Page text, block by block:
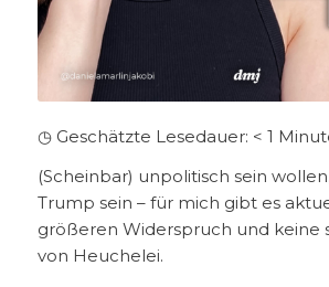
◷ Geschätzte Lesedauer: < 1
(Scheinbar) unpolitisch sein
Trump sein – für mich gibt es
größeren Widerspruch und keine
von Heuchelei.